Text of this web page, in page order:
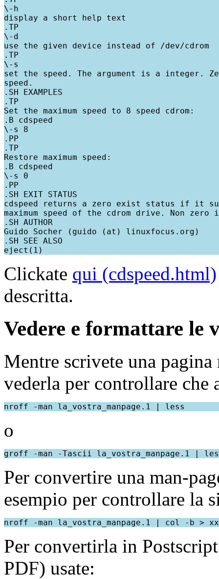
\-h
display a short help text
.TP
\-d
use the given device instead of /dev/cdrom
.TP
\-s
set the speed. The argument is a integer.
speed.
.SH EXAMPLES
.TP
Set the maximum speed to 8 speed cdrom:
.B cdspeed
\-s 8
.PP
.TP
Restore maximum speed:
.B cdspeed
\-s 0
.PP
.SH EXIT STATUS
cdspeed returns a zero exist status if it
maximum speed of the cdrom drive. Non
.SH AUTHOR
Guido Socher (guido (at) linuxfocus.org)
.SH SEE ALSO
Clickate qui (cdspeed.html)
descritta.
Vedere e formattare le
Mentre scrivete una
vederla per controllare che
o
Per convertire una man-
esempio per controllare la
Per convertirla in
PDF) usate: